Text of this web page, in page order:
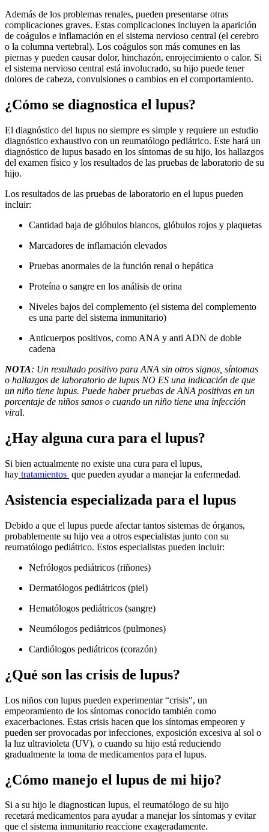
Además de los problemas renales, pueden presentarse otras
complicaciones graves. Estas complicaciones incluyen la aparición
de coágulos e inflamación en el sistema nervioso central (el cerebro
o la columna vertebral). Los coágulos son más comunes en las
piernas y pueden causar dolor, hinchazón, enrojecimiento o calor. Si
el sistema nervioso central está involucrado, su hijo puede tener
dolores de cabeza, convulsiones o cambios en el comportamiento.
¿Cómo se diagnostica el lupus?
El diagnóstico del lupus no siempre es simple y requiere un estudio
diagnóstico exhaustivo con un reumatólogo pediátrico. Este hará un
diagnóstico de lupus basado en los síntomas de su hijo, los hallazgos
del examen físico y los resultados de las pruebas de laboratorio de su
hijo.
Los resultados de las pruebas de laboratorio en el lupus pueden
incluir:
Cantidad baja de glóbulos blancos, glóbulos rojos y plaquetas
Marcadores de inflamación elevados
Pruebas anormales de la función renal o hepática
Proteína o sangre en los análisis de orina
Niveles bajos del complemento (el sistema del complemento
es una parte del sistema inmunitario)
Anticuerpos positivos, como ANA y anti ADN de doble
cadena
NOTA: Un resultado positivo para ANA sin otros signos, síntomas
o hallazgos de laboratorio de lupus NO ES una indicación de que
un niño tiene lupus. Puede haber pruebas de ANA positivas en un
porcentaje de niños sanos o cuando un niño tiene una infección
viral.
¿Hay alguna cura para el lupus?
Si bien actualmente no existe una cura para el lupus,
hay tratamientos que pueden ayudar a manejar la enfermedad.
Asistencia especializada para el lupus
Debido a que el lupus puede afectar tantos sistemas de órganos,
probablemente su hijo vea a otros especialistas junto con su
reumatólogo pediátrico. Estos especialistas pueden incluir:
Nefrólogos pediátricos (riñones)
Dermatólogos pediátricos (piel)
Hematólogos pediátricos (sangre)
Neumólogos​ pediátricos (pulmones)
Cardiólogos pediátricos (corazón)
¿Qué son las crisis de lupus?
Los niños con lupus pueden experimentar “crisis", un
empeoramiento de los síntomas conocido también como
exacerbaciones. Estas crisis hacen que los síntomas empeoren y
pueden ser provocadas por infecciones, exposición excesiva al sol o
la luz ultravioleta (UV), o cuando su hijo está reduciendo
gradualmente la toma de medicamentos para el lupus.
¿Cómo manejo el lupus de mi hijo?
Si a su hijo le diagnostican lupus, el reumatólogo de su hijo
recetará medicamentos para ayudar a manejar los síntomas y evitar
que el sistema inmunitario reaccione exageradamente.